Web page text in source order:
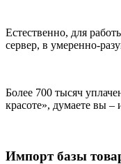
Естественно, для
сервер, в умеренно-
Более 700 тысяч
красоте», думаете вы –
Импорт базы